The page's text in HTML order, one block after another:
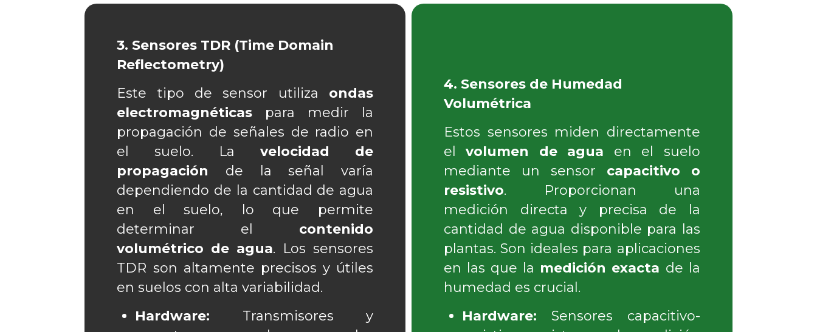
3. Sensores TDR (Time Domain
Reflectometry)
Este tipo de sensor utiliza ondas
electromagnéticas para medir la
propagación de señales de radio en
el suelo. Lavelocidad de
propagación de la señal varía
dependiendo de la cantidad de agua
en el suelo, lo que permite
determinar el contenido
volumétrico de agua. Los sensores
TDR son altamente precisos y útiles
en suelos con alta variabilidad.
Hardware: Transmisores y
4. Sensores de Humedad
Volumétrica
Estos sensores miden directamente
elvolumen de agua en el suelo
mediante un sensor capacitivo o
resistivo. Proporcionan una
medición directa y precisa de la
cantidad de agua disponible para las
plantas. Son ideales para aplicaciones
en las que la medición exacta de la
humedad es crucial.
Hardware: Sensores capacitivo-